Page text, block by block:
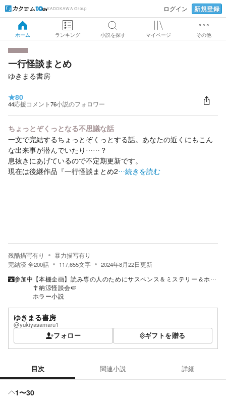
KADOKAWA Group ログイン 新規登録
ホーム ランキング 小説を探す マイページ その他
一行怪談まとめ
ゆきまる書房
★80
44応援コメント76小説のフォロワー
ちょっとぞくっとなる不思議な話
一文で完結するちょっとぞくっとする話。あなたの近くにもこん
な出来事が潜んでいたり……？
息抜きにあげているので不定期更新です。
現在は後継作品『一行怪談まとめ2…続きを読む
残酷描写有り
暴力描写有り
完結済全200話 117,655文字 2024年8月22日更新
参加中
【本棚企画】読み専の人のためにサスペンス＆ミステリー＆ホラー作品を募集。
🎐納涼怪談会🍉
ホラー小説
ゆきまる書房
@yukiyasamaru1
フォロー ギフトを贈る
目次 関連小説 詳細
1〜30